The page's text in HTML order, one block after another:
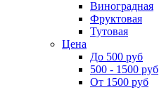
Виноградная
Фруктовая
Тутовая
Цена
До 500 руб
500 - 1500 руб
От 1500 руб